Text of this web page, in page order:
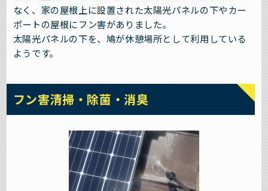
なく、家の屋根上に設置された太陽光パネルの下やカー
ポートの屋根にフン害がありました。
太陽光パネルの下を、鳩が休憩場所として利用している
ようです。
フン害清掃・除菌・消臭